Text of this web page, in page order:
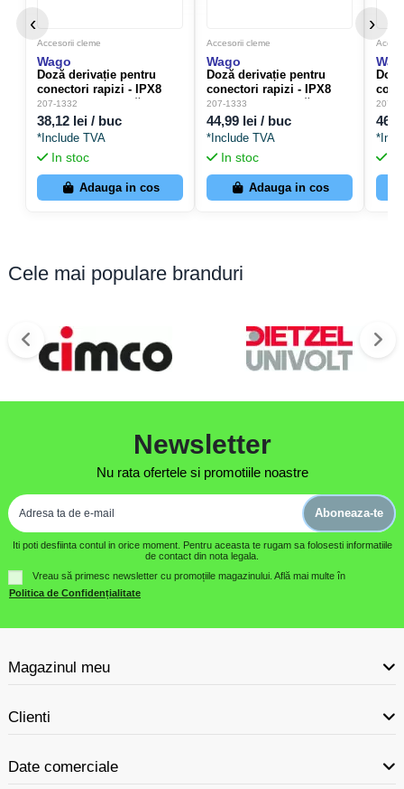
‹
Accesorii cleme
Wago
Doză derivație pentru
conectori rapizi - IPX8
cutie submersibilă -
45.9x33.6x17.8 mm
compatibilă 221/2273 -
207-1332
38,12 lei / buc
*Include TVA
In stoc
Adauga in cos
Accesorii cleme
Wago
Doză derivație pentru
conectori rapizi - IPX8
cutie submersibilă -
52.7x33.6x17.8 mm
compatibilă 221/2273 -
207-1333
44,99 lei / buc
*Include TVA
In stoc
Adauga in cos
207-
In
›
Cele mai populare branduri
Newsletter
Nu rata ofertele si promotiile noastre
Aboneaza-te
Iti poti desfiinta contul in orice moment. Pentru aceasta te rugam sa folosesti informatiile
de contact din nota legala.
Vreau să primesc newsletter cu promoțiile magazinului. Află mai multe în
Politica de Confidențialitate
Magazinul meu
Clienti
Date comerciale